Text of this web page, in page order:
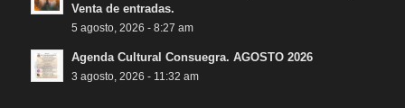
Venta de entradas.
5 agosto, 2026 - 8:27 am
Agenda Cultural Consuegra. AGOSTO 2026
3 agosto, 2026 - 11:32 am